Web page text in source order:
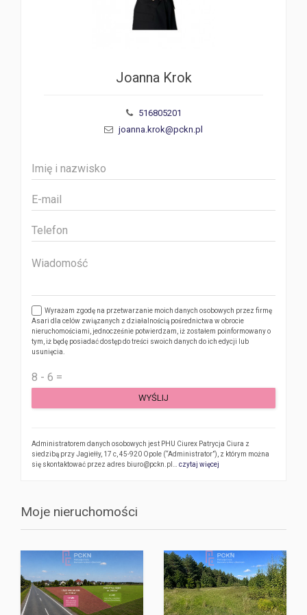
Joanna Krok
516805201
joanna.krok@pckn.pl
Wyrażam zgodę na przetwarzanie moich danych osobowych przez firmę
Asari dla celów związanych z działalnością pośrednictwa w obrocie
nieruchomościami, jednocześnie potwierdzam, iż zostałem poinformowany o
tym, iż będę posiadać dostęp do treści swoich danych do ich edycji lub
usunięcia.
WYŚLIJ
Administratorem danych osobowych jest PHU Ciurex Patrycja Ciura z
siedzibą przy Jagiełły, 17 c, 45-920 Opole (“Administrator”), z którym można
się skontaktować przez adres biuro@pckn.pl… czytaj więcej
Moje nieruchomości